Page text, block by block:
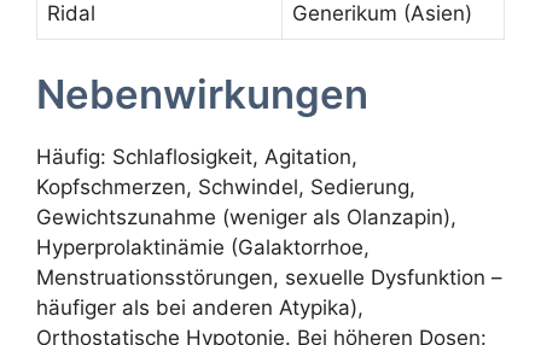
Ridal Generikum (Asien)
Nebenwirkungen
Häufig: Schlaflosigkeit, Agitation,
Kopfschmerzen, Schwindel, Sedierung,
Gewichtszunahme (weniger als Olanzapin),
Hyperprolaktinämie (Galaktorrhoe,
Menstruationsstörungen, sexuelle Dysfunktion –
häufiger als bei anderen Atypika),
Orthostatische Hypotonie. Bei höheren Dosen: